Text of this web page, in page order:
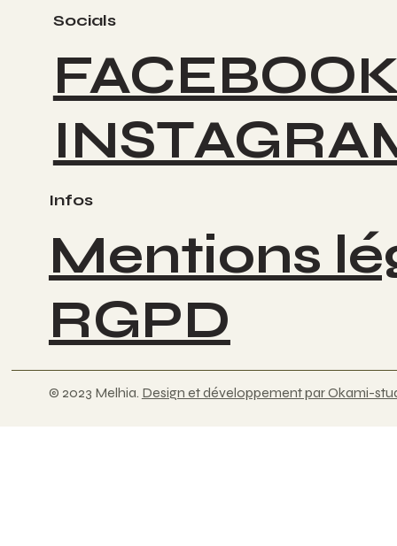
Socials
Infos
Mentions
RGPD
© 2023 Melhia. Design et développement par Okami-